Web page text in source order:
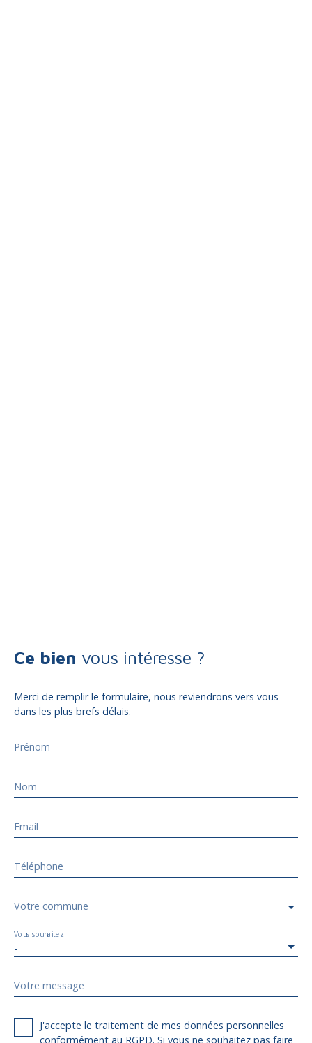
Ce bien vous intéresse ?
Merci de remplir le formulaire, nous reviendrons vers vous
dans les plus brefs délais.
Prénom
Nom
Email
Téléphone
Votre commune
-
Vous souhaitez
Votre message
J'accepte le traitement de mes données personnelles
conformément au RGPD. Si vous ne souhaitez pas faire